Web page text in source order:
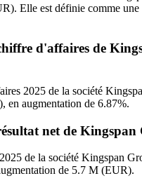
Elle est définie comme
d'affaires de
2025 de la société
en augmentation de 6.87%.
net de
de la société Kingspan
de 5.7 M (EUR).